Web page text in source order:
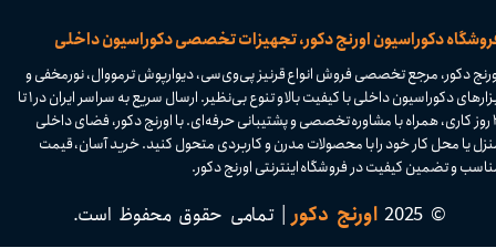
دکوراسیون اورنج دکور، تجهیزات تخصصی دکوراسیون داخلی
دکور، مرجع تخصصی فروش انواع قرنیز پی‌وی‌سی، دیوارپوش ترمووال، نورمخفی و
ابزارهای دکوراسیون داخلی با کیفیت بالا و تنوع بی‌نظیر. ارسال سریع به سراسر ایران در ۱ تا
۴ روز کاری، همراه با مشاوره تخصصی و پشتیبانی حرفه‌ای. با اورنج دکور، فضای داخلی
یا محل کار خود را با محصولات مدرن و کاربردی متحول کنید. خرید آسان، قیمت
و تضمین کیفیت در فروشگاه اینترنتی اورنج دکور.​​​​​​​
© 2025 اورنج دکور| تمامی حقوق محفوظ است.​​​​​​​